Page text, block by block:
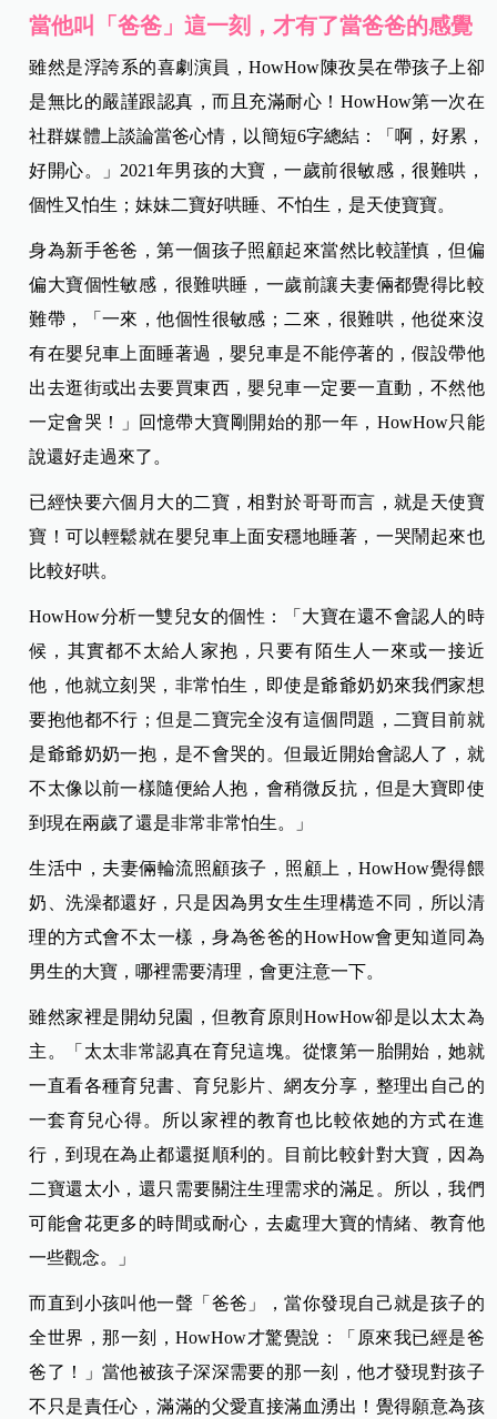
當他叫「爸爸」這一刻，才有了當爸爸的感覺
雖然是浮誇系的喜劇演員，HowHow陳孜昊在帶孩子上卻
是無比的嚴謹跟認真，而且充滿耐心！HowHow第一次在
社群媒體上談論當爸心情，以簡短6字總結：「啊，好累，
好開心。」2021年男孩的大寶，一歲前很敏感，很難哄，
個性又怕生；妹妹二寶好哄睡、不怕生，是天使寶寶。
身為新手爸爸，第一個孩子照顧起來當然比較謹慎，但偏
偏大寶個性敏感，很難哄睡，一歲前讓夫妻倆都覺得比較
難帶，「一來，他個性很敏感；二來，很難哄，他從來沒
有在嬰兒車上面睡著過，嬰兒車是不能停著的，假設帶他
出去逛街或出去要買東西，嬰兒車一定要一直動，不然他
一定會哭！」回憶帶大寶剛開始的那一年，HowHow只能
說還好走過來了。
已經快要六個月大的二寶，相對於哥哥而言，就是天使寶
寶！可以輕鬆就在嬰兒車上面安穩地睡著，一哭鬧起來也
比較好哄。
HowHow分析一雙兒女的個性：「大寶在還不會認人的時
候，其實都不太給人家抱，只要有陌生人一來或一接近
他，他就立刻哭，非常怕生，即使是爺爺奶奶來我們家想
要抱他都不行；但是二寶完全沒有這個問題，二寶目前就
是爺爺奶奶一抱，是不會哭的。但最近開始會認人了，就
不太像以前一樣隨便給人抱，會稍微反抗，但是大寶即使
到現在兩歲了還是非常非常怕生。」
生活中，夫妻倆輪流照顧孩子，照顧上，HowHow覺得餵
奶、洗澡都還好，只是因為男女生生理構造不同，所以清
理的方式會不太一樣，身為爸爸的HowHow會更知道同為
男生的大寶，哪裡需要清理，會更注意一下。
雖然家裡是開幼兒園，但教育原則HowHow卻是以太太為
主。「太太非常認真在育兒這塊。從懷第一胎開始，她就
一直看各種育兒書、育兒影片、網友分享，整理出自己的
一套育兒心得。所以家裡的教育也比較依她的方式在進
行，到現在為止都還挺順利的。目前比較針對大寶，因為
二寶還太小，還只需要關注生理需求的滿足。所以，我們
可能會花更多的時間或耐心，去處理大寶的情緒、教育他
一些觀念。」
而直到小孩叫他一聲「爸爸」，當你發現自己就是孩子的
全世界，那一刻，HowHow才驚覺說：「原來我已經是爸
爸了！」當他被孩子深深需要的那一刻，他才發現對孩子
不只是責任心，滿滿的父愛直接滿血湧出！覺得願意為孩